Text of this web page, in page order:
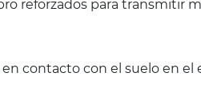
reforzados para transmitir
en contacto con el suelo en